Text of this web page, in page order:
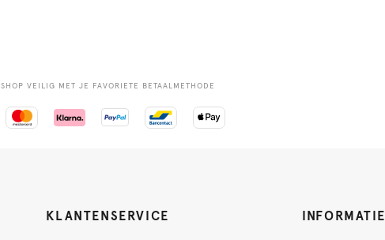
SHOP VEILIG MET JE FAVORIETE BETAALMETHODE
KLANTENSERVICE INFORMATIE